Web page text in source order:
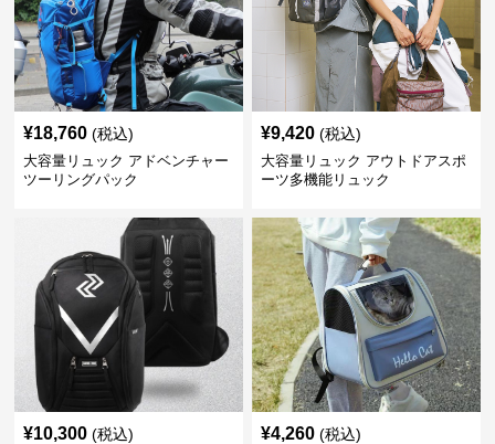
¥18,760 (税込)
大容量リュック アドベンチャー
ツーリングパック
¥9,420 (税込)
大容量リュック アウトドアスポ
ーツ多機能リュック
¥10,300 (税込) ¥4,260 (税込)